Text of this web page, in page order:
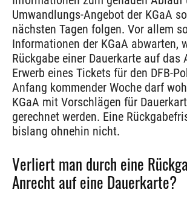
Umwandlungs-Angebot der KGaA
nächsten Tagen folgen. Vor allem
Informationen der KGaA abwarten,
Rückgabe einer Dauerkarte auf das
Erwerb eines Tickets für den DFB-
Anfang kommender Woche darf
KGaA mit Vorschlägen für
gerechnet werden. Eine
bislang ohnehin nicht.
Verliert man durch eine
Anrecht auf eine Dauerkarte?